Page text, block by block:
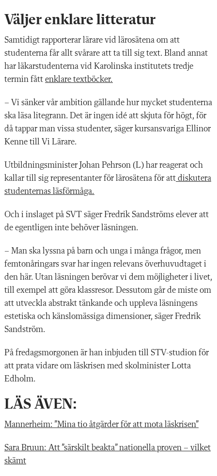
Väljer enklare litteratur
Samtidigt rapporterar lärare vid lärosätena om att
studenterna får allt svårare att ta till sig text. Bland annat
har läkarstudenterna vid Karolinska institutets tredje
termin fått enklare textböcker.
– Vi sänker vår ambition gällande hur mycket studenterna
ska läsa litegrann. Det är ingen idé att skjuta för högt, för
då tappar man vissa studenter, säger kursansvariga Ellinor
Kenne till Vi Lärare.
Utbildningsminister Johan Pehrson (L) har reagerat och
kallar till sig representanter för lärosätena för att diskutera
studenternas läsförmåga.
Och i inslaget på SVT säger Fredrik Sandströms elever att
de egentligen inte behöver läsningen.
– Man ska lyssna på barn och unga i många frågor, men
femtonåringars svar har ingen relevans överhuvudtaget i
den här. Utan läsningen berövar vi dem möjligheter i livet,
till exempel att göra klassresor. Dessutom går de miste om
att utveckla abstrakt tänkande och uppleva läsningens
estetiska och känslomässiga dimensioner, säger Fredrik
Sandström.
På fredagsmorgonen är han inbjuden till STV-studion för
att prata vidare om läskrisen med skolminister Lotta
Edholm.
LÄS ÄVEN:
Mannerheim: ”Mina tio åtgärder för att mota läskrisen”
Sara Bruun: Att ”särskilt beakta” nationella proven – vilket
skämt